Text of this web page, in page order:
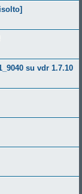
su vdr 1.7.10